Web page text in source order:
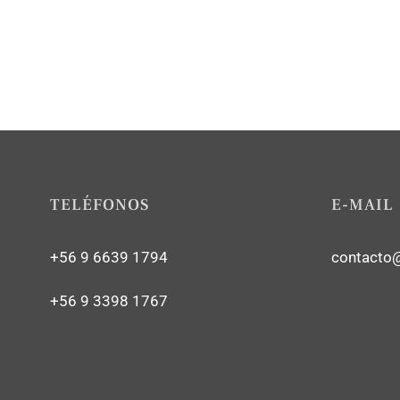
TELÉFONOS
+56 9 6639 1794
+56 9 3398 1767
E-MAIL